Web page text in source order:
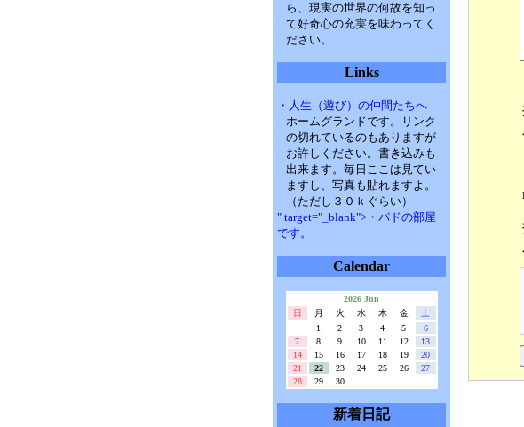
ら、現実の世界の何故を知っ
て好奇心の充実を味わってく
ださい。
Links
・人生（遊び）の仲間たちへ
ホームグランドです。リンク
の切れているのもありますが
お許しください。書き込みも
出来ます。毎日ここは見てい
ますし、写真も貼れますよ。
（ただし３０ｋぐらい）
" target="_blank">・パドの部屋
です。
Calendar
2026 Jun
日
月 火 水 木 金
土
1
2 3 4 5
6
7
8 9 10 11 12
13
14
15 16 17 18 19
20
21
22 23 24 25 26
27
28
29 30
新着日記